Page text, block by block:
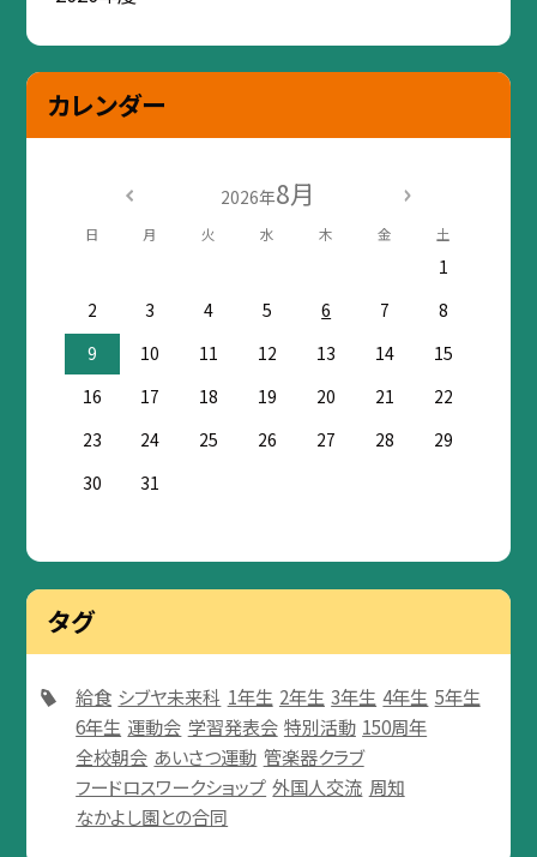
カレンダー
2026年8月
日 月 火 水 木 金 土
1
2
3 4 5 6 7
8
9
10 11 12 13 14
15
16
17 18 19 20 21
22
23
24 25 26 27 28
29
30
31
タグ
給食 シブヤ未来科 1年生 2年生 3年生 4年生 5年生
6年生 運動会 学習発表会 特別活動 150周年
全校朝会 あいさつ運動 管楽器クラブ
フードロスワークショップ 外国人交流 周知
なかよし園との合同